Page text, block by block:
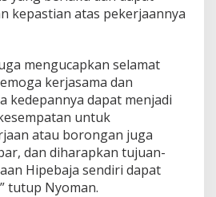
kepastian atas pekerjaannya
mengucapkan selamat
kerjasama dan
kedepannya dapat menjadi
untuk
atau borongan juga
dan diharapkan tujuan-
Hipebaja sendiri dapat
tutup Nyoman.